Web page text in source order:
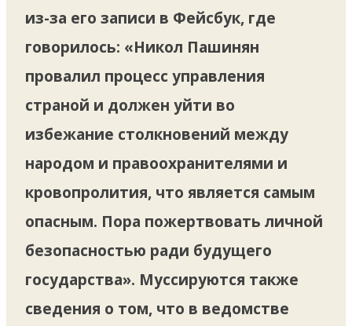
из-за его записи в Фейсбук, где
говорилось: «Никол Пашинян
провалил процесс управления
страной и должен уйти во
избежание столкновений между
народом и правоохранителями и
кровопролития, что является самым
опасным. Пора пожертвовать личной
безопасностью ради будущего
государства». Муссируются также
сведения о том, что в ведомстве